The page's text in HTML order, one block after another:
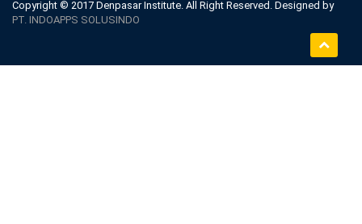
Copyright © 2017 Denpasar Institute. All Right Reserved. Designed by
PT. INDOAPPS SOLUSINDO